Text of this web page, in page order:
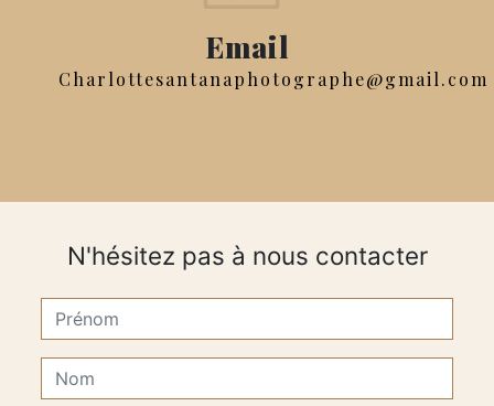
Email
charlottesantanaphotographe@gmail.com
N'hésitez pas à nous contacter